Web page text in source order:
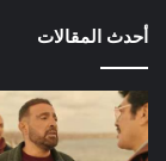
أحدث المقالات